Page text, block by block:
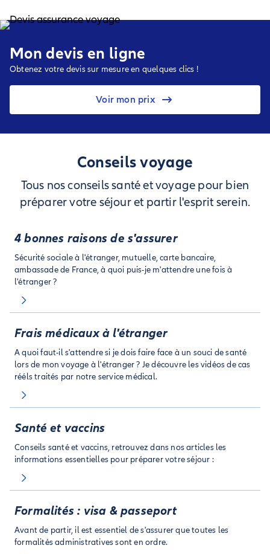
Mon devis en ligne
Obtenez votre devis sur mesure en quelques clics !
Voir mon prix
Conseils voyage
Tous nos conseils santé et voyage pour bien
préparer votre séjour et partir l'esprit serein.
4 bonnes raisons de s'assurer
Sécurité sociale à l'étranger, mutuelle, carte bancaire,
ambassade de France, à quoi puis-je m'attendre une fois à
l'étranger ?
Frais médicaux à l'étranger
A quoi faut-il s'attendre si je dois faire face à un souci de santé
lors de mon voyage à l'étranger ? Je découvre les vidéos de cas
rééls traités par notre service médical.
Santé et vaccins
Conseils santé et vaccins, retrouvez dans nos articles les
informations essentielles pour préparer votre séjour :
Formalités : visa & passeport
Avant de partir, il est essentiel de s'assurer que toutes les
formalités administratives sont en ordre.